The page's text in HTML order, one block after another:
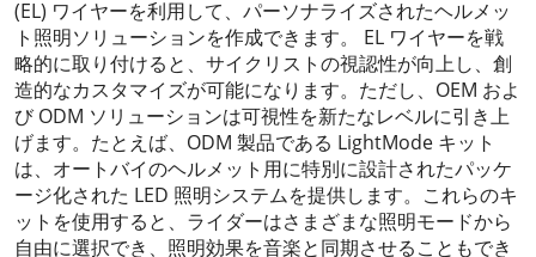
(EL) ワイヤーを利用して、パーソナライズされたヘルメッ
ト照明ソリューションを作成できます。 EL ワイヤーを戦
略的に取り付けると、サイクリストの視認性が向上し、創
造的なカスタマイズが可能になります。ただし、OEM およ
び ODM ソリューションは可視性を新たなレベルに引き上
げます。たとえば、ODM 製品である LightMode キット
は、オートバイのヘルメット用に特別に設計されたパッケ
ージ化された LED 照明システムを提供します。これらのキ
ットを使用すると、ライダーはさまざまな照明モードから
自由に選択でき、照明効果を音楽と同期させることもでき